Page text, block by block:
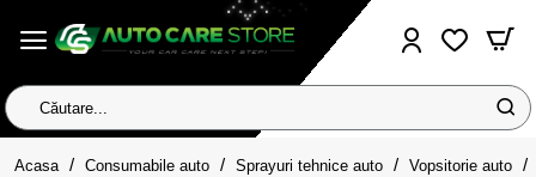
Căutare...
Acasa homeConsumabile auto Sprayuri tehnice auto Vopsitorie auto